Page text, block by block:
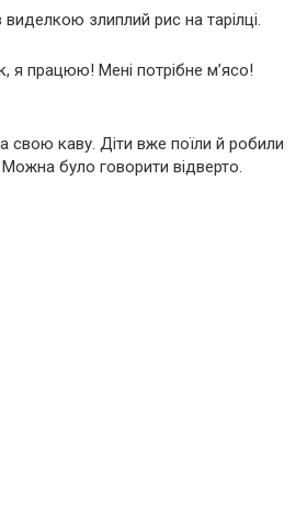
злиплий рис на тарілці.
я працюю! Мені потрібне м’ясо!
свою каву. Діти вже поїли й робили
Можна було говорити відверто.